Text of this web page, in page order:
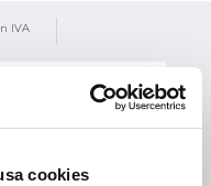
cookies
IVA